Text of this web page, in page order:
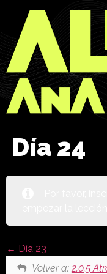
Día 24
Día 23
Volver a:2.0.5